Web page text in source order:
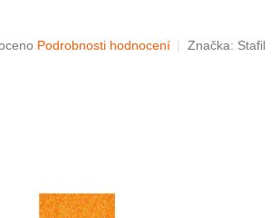
hodnocení produktu je 0,0 z 5 hvězdiček.
Podrobnosti hodnocení Značka: Stafil